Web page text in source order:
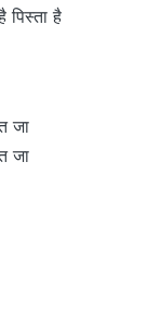
पिस्ता है
जा
जा